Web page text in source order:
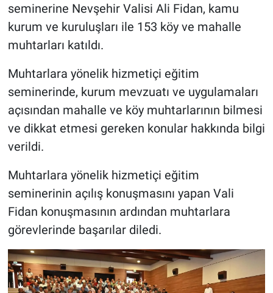
seminerine Nevşehir Valisi Ali Fidan, kamu
kurum ve kuruluşları ile 153 köy ve mahalle
muhtarları katıldı.
Muhtarlara yönelik hizmetiçi eğitim
seminerinde, kurum mevzuatı ve uygulamaları
açısından mahalle ve köy muhtarlarının bilmesi
ve dikkat etmesi gereken konular hakkında bilgi
verildi.
Muhtarlara yönelik hizmetiçi eğitim
seminerinin açılış konuşmasını yapan Vali
Fidan konuşmasının ardından muhtarlara
görevlerinde başarılar diledi.